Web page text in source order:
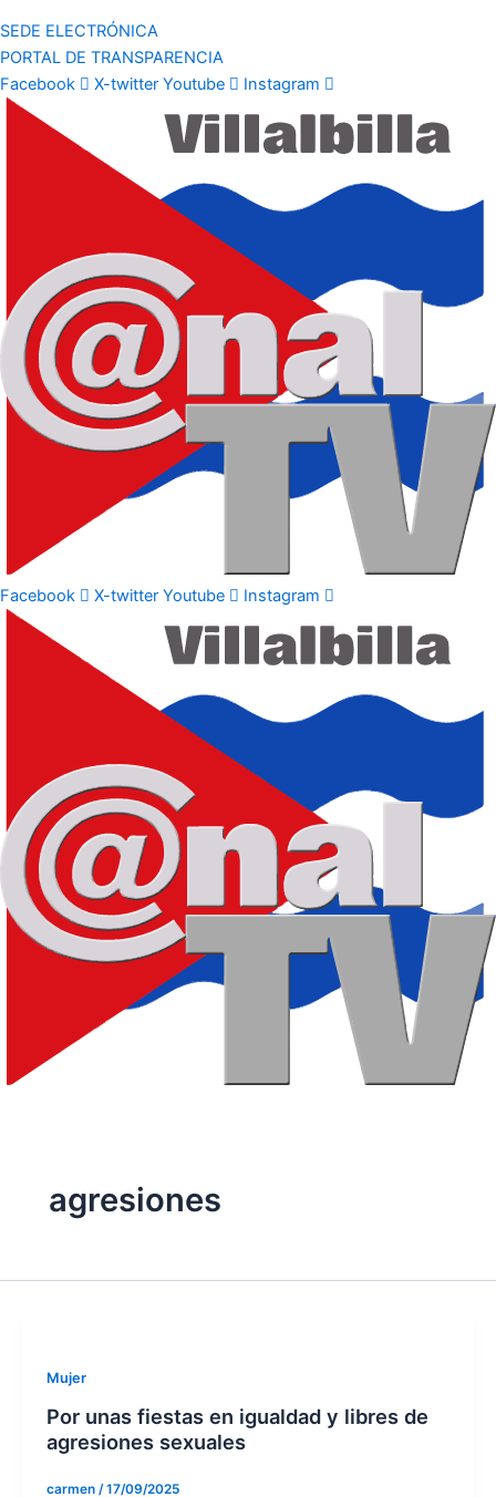
SEDE ELECTRÓNICA
PORTAL DE TRANSPARENCIA
Facebook
X-twitter Youtube Instagram
Facebook X-twitter Youtube Instagram
agresiones
Mujer
Por unas fiestas en igualdad y libres de
agresiones sexuales
carmen /17/09/2025